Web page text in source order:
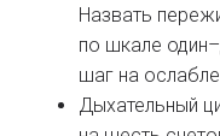
Назвать
по шкале
шаг на
Дыхательный